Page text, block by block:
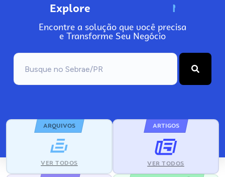
Explore N
Encontre a solução que você precisa
e Transforme Seu Negócio
ARQUIVOS
VER TODOS
ARTIGOS
VER TODOS